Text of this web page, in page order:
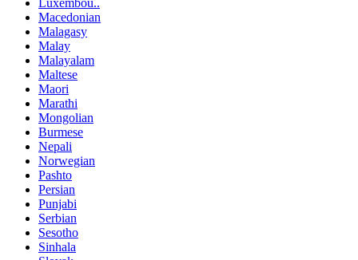
Macedonian
Malagasy
Malay
Malayalam
Maltese
Maori
Marathi
Mongolian
Burmese
Nepali
Norwegian
Pashto
Persian
Punjabi
Serbian
Sesotho
Sinhala